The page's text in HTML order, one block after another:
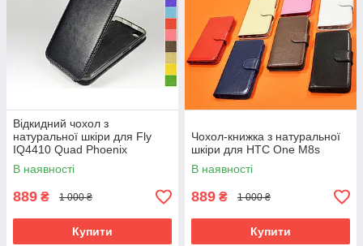
Відкидний чохол з
натуральної шкіри для Fly
IQ4410 Quad Phoenix
В наявності
889 ₴ 1 000 ₴
Купити
Чохол-книжка з натуральної
шкіри для HTC One M8s
В наявності
889 ₴ 1 000 ₴
Купити